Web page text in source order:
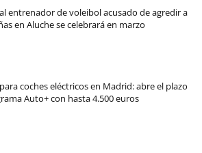
entrenador de voleibol acusado de agredir a
en Aluche se celebrará en marzo
coches eléctricos en Madrid: abre el plazo
Auto+ con hasta 4.500 euros